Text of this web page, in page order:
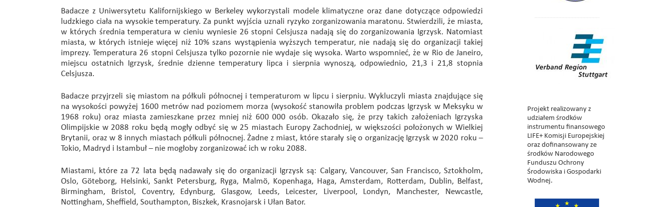
Badacze z Uniwersytetu Kalifornijskiego w Berkeley wykorzystali modele klimatyczne oraz dane dotyczące odpowiedzi
ludzkiego ciała na wysokie temperatury. Za punkt wyjścia uznali ryzyko zorganizowania maratonu. Stwierdzili, że miasta,
w których średnia temperatura w cieniu wyniesie 26 stopni Celsjusza nadają się do zorganizowania Igrzysk. Natomiast
miasta, w których istnieje więcej niż 10% szans wystąpienia wyższych temperatur, nie nadają się do organizacji takiej
imprezy. Temperatura 26 stopni Celsjusza tylko pozornie nie wydaje się wysoka. Warto wspomnieć, że w Rio de Janeiro,
miejscu ostatnich Igrzysk, średnie dzienne temperatury lipca i sierpnia wynoszą, odpowiednio, 21,3 i 21,8 stopnia
Celsjusza.
Badacze przyjrzeli się miastom na półkuli północnej i temperaturom w lipcu i sierpniu. Wykluczyli miasta znajdujące się
na wysokości powyżej 1600 metrów nad poziomem morza (wysokość stanowiła problem podczas Igrzysk w Meksyku w
1968 roku) oraz miasta zamieszkane przez mniej niż 600 000 osób. Okazało się, że przy takich założeniach Igrzyska
Olimpijskie w 2088 roku będą mogły odbyć się w 25 miastach Europy Zachodniej, w większości położonych w Wielkiej
Brytanii, oraz w 8 innych miastach półkuli północnej. Żadne z miast, które starały się o organizację Igrzysk w 2020 roku –
Tokio, Madryd i Istambuł – nie mogłoby zorganizować ich w roku 2088.
Miastami, które za 72 lata będą nadawały się do organizacji Igrzysk są: Calgary, Vancouver, San Francisco, Sztokholm,
Oslo, Göteborg, Helsinki, Sankt Petersburg, Ryga, Malmö, Kopenhaga, Haga, Amsterdam, Rotterdam, Dublin, Belfast,
Birmingham, Bristol, Coventry, Edynburg, Glasgow, Leeds, Leicester, Liverpool, Londyn, Manchester, Newcastle,
Nottingham, Sheffield, Southampton, Biszkek, Krasnojarsk i Ułan Bator.
Projekt realizowany z
udziałem środków
instrumentu finansowego
LIFE+ Komisji Europejskiej
oraz dofinansowany ze
środków Narodowego
Funduszu Ochrony
Środowiska i Gospodarki
Wodnej.